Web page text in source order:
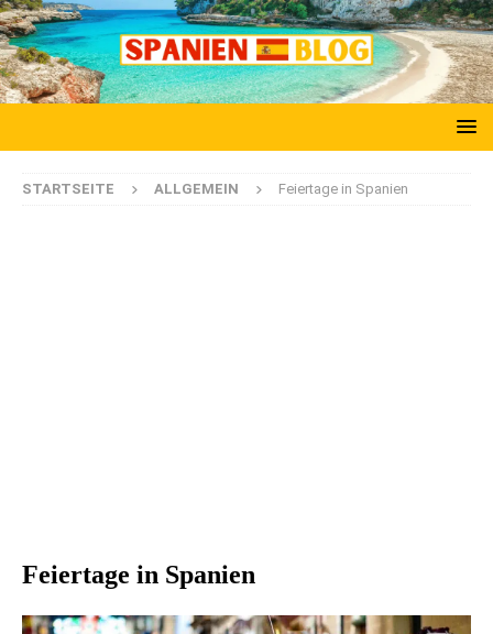
STARTSEITE ALLGEMEIN Feiertage in Spanien
Feiertage in Spanien